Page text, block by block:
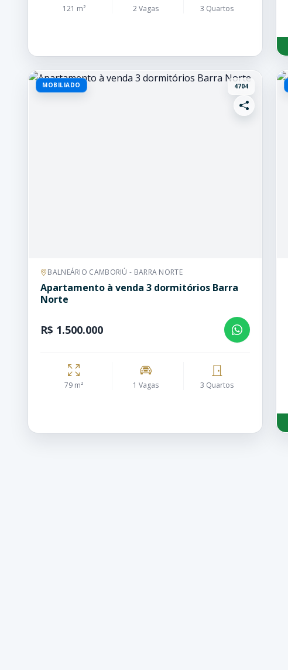
121 m² 2 Vagas 3 Quartos
MOBILIADO 4704
BALNEÁRIO CAMBORIÚ - BARRA NORTE
Apartamento à venda 3 dormitórios Barra
Norte
R$ 1.500.000
79 m² 1 Vagas 3 Quartos